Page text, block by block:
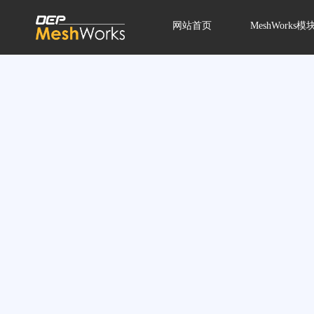
网站首页 MeshWorks模